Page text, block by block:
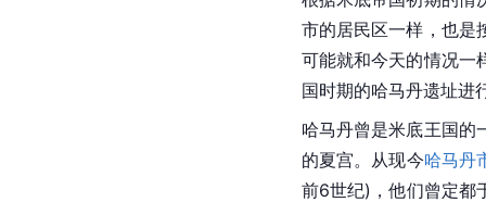
市的居民区一样，也是
可能就和今天的情况一
国时期的哈马丹遗址进
哈马丹曾是米底王国的
的夏宫。从现今哈马丹
前6世纪)，他们曾定都